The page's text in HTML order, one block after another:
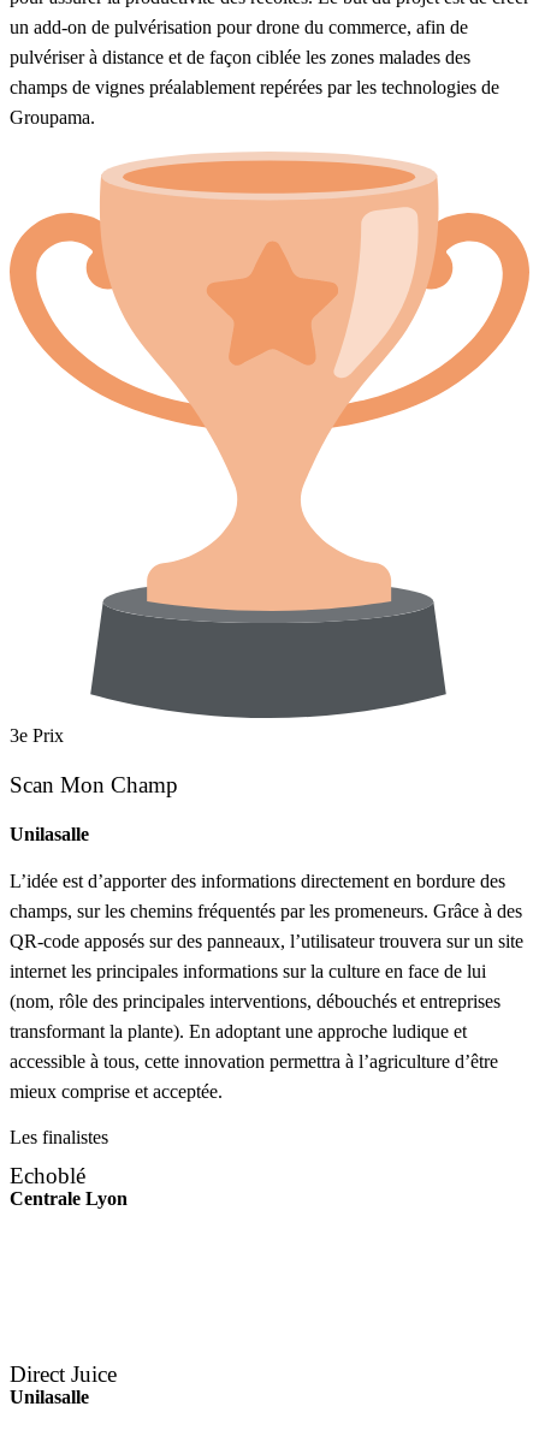
un add-on de pulvérisation pour drone du commerce, afin de
pulvériser à distance et de façon ciblée les zones malades des
champs de vignes préalablement repérées par les technologies de
Groupama.
3e Prix
Scan Mon Champ
Unilasalle
L’idée est d’apporter des informations directement en bordure des
champs, sur les chemins fréquentés par les promeneurs. Grâce à des
QR-code apposés sur des panneaux, l’utilisateur trouvera sur un site
internet les principales informations sur la culture en face de lui
(nom, rôle des principales interventions, débouchés et entreprises
transformant la plante). En adoptant une approche ludique et
accessible à tous, cette innovation permettra à l’agriculture d’être
mieux comprise et acceptée.
Les finalistes
Echoblé
Centrale Lyon
Direct Juice
Unilasalle